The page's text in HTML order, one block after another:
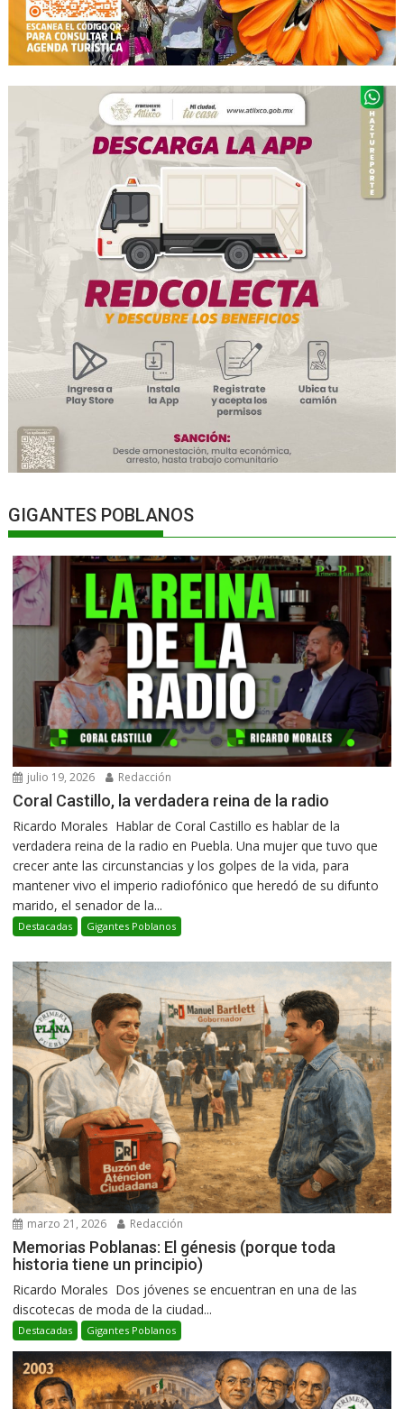
GIGANTES POBLANOS
julio 19, 2026 Redacción
Coral Castillo, la verdadera reina de la radio
Ricardo Morales Hablar de Coral Castillo es hablar de la
verdadera reina de la radio en Puebla. Una mujer que tuvo que
crecer ante las circunstancias y los golpes de la vida, para
mantener vivo el imperio radiofónico que heredó de su difunto
marido, el senador de la...
Destacadas Gigantes Poblanos
marzo 21, 2026 Redacción
Memorias Poblanas: El génesis (porque toda
historia tiene un principio)
Ricardo Morales Dos jóvenes se encuentran en una de las
discotecas de moda de la ciudad...
Destacadas Gigantes Poblanos